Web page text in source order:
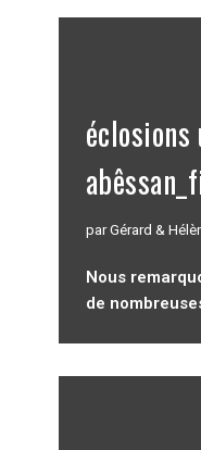
parGérard &
Nous
de